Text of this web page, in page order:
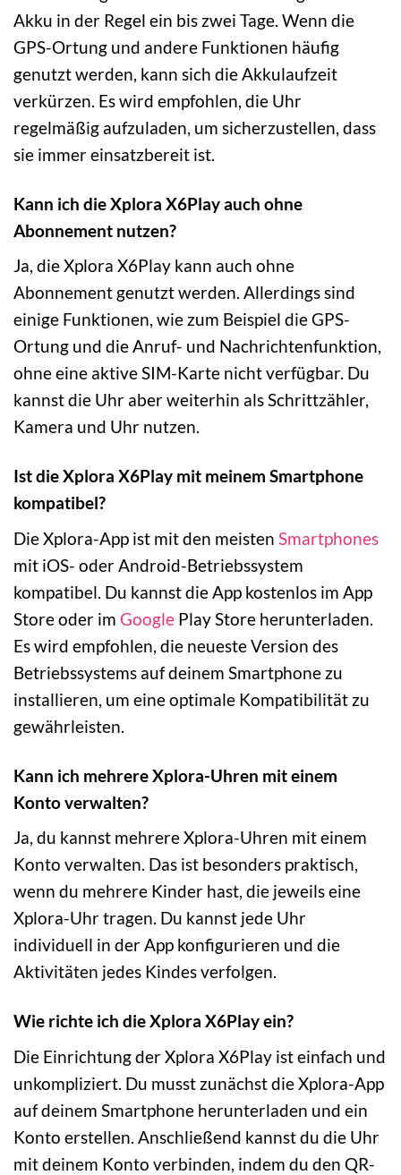
Akku in der Regel ein bis zwei Tage. Wenn die
GPS-Ortung und andere Funktionen häufig
genutzt werden, kann sich die Akkulaufzeit
verkürzen. Es wird empfohlen, die Uhr
regelmäßig aufzuladen, um sicherzustellen, dass
sie immer einsatzbereit ist.
Kann ich die Xplora X6Play auch ohne
Abonnement nutzen?
Ja, die Xplora X6Play kann auch ohne
Abonnement genutzt werden. Allerdings sind
einige Funktionen, wie zum Beispiel die GPS-
Ortung und die Anruf- und Nachrichtenfunktion,
ohne eine aktive SIM-Karte nicht verfügbar. Du
kannst die Uhr aber weiterhin als Schrittzähler,
Kamera und Uhr nutzen.
Ist die Xplora X6Play mit meinem Smartphone
kompatibel?
Die Xplora-App ist mit den meisten Smartphones
mit iOS- oder Android-Betriebssystem
kompatibel. Du kannst die App kostenlos im App
Store oder im Google Play Store herunterladen.
Es wird empfohlen, die neueste Version des
Betriebssystems auf deinem Smartphone zu
installieren, um eine optimale Kompatibilität zu
gewährleisten.
Kann ich mehrere Xplora-Uhren mit einem
Konto verwalten?
Ja, du kannst mehrere Xplora-Uhren mit einem
Konto verwalten. Das ist besonders praktisch,
wenn du mehrere Kinder hast, die jeweils eine
Xplora-Uhr tragen. Du kannst jede Uhr
individuell in der App konfigurieren und die
Aktivitäten jedes Kindes verfolgen.
Wie richte ich die Xplora X6Play ein?
Die Einrichtung der Xplora X6Play ist einfach und
unkompliziert. Du musst zunächst die Xplora-App
auf deinem Smartphone herunterladen und ein
Konto erstellen. Anschließend kannst du die Uhr
mit deinem Konto verbinden, indem du den QR-